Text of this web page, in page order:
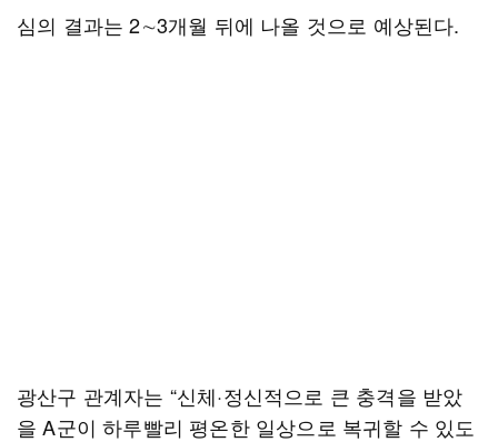
심의 결과는 2∼3개월 뒤에 나올 것으로 예상된다.
광산구 관계자는 “신체·정신적으로 큰 충격을 받았
을 A군이 하루빨리 평온한 일상으로 복귀할 수 있도